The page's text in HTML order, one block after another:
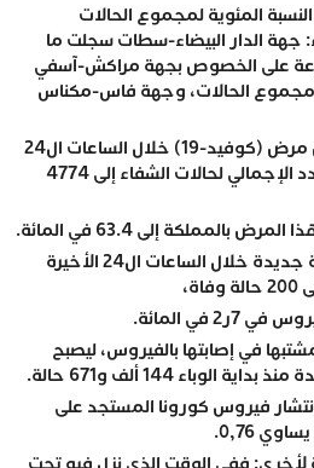
المئوية لمجموع الحالات
جهة الدار البيضاء-سطات سجلت ما
على الخصوص بجهة مراكش-آسفي
من مجموع الحالات، وجهة فاس-مكناس
تسجيل 71 حالة شفاء من مرض (كوفيد-19) خلال الساعات ال24
الأخيرة، ليرتفع بذلك العدد الإجمالي لحالات الشفاء إلى 4774
بالمملكة إلى 63.4 في المائة.
تسجيل حالة وفاة واحدة جديدة خلال الساعات ال24 الأخيرة
في المائة.
كان مشتبها في إصابتها بالفيروس، ليصبح
الوباء 144 ألف و671 حالة.
فيروس كورونا المستجد على
0,76.